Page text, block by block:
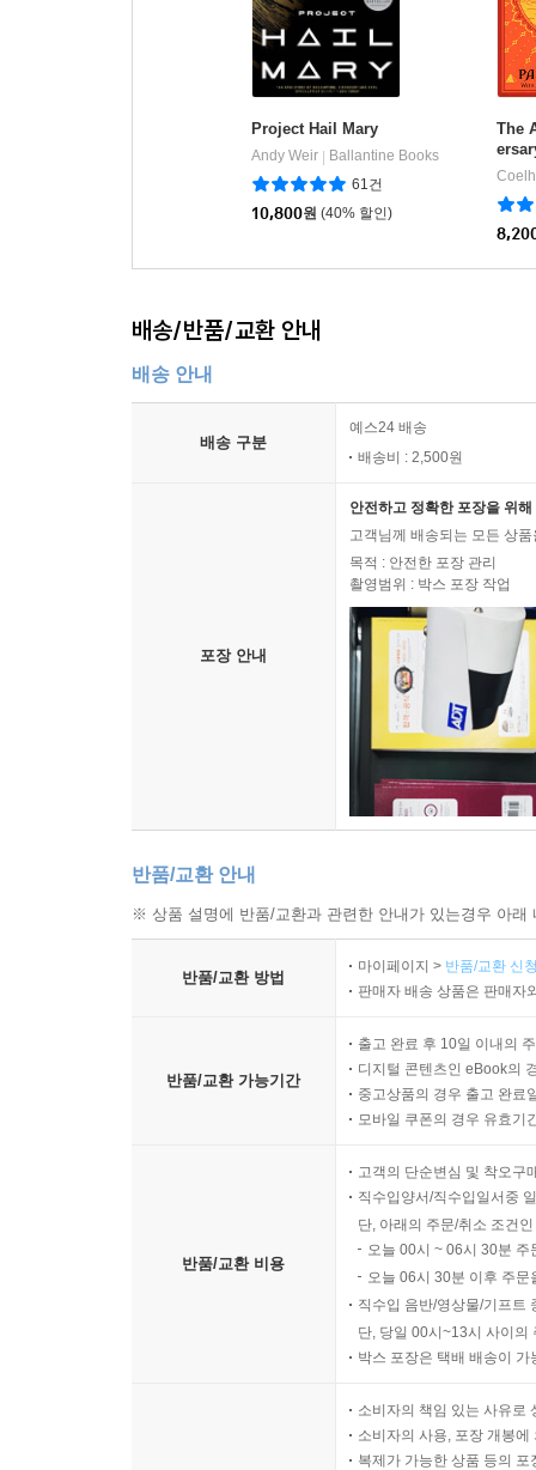
Project Hail Mary
Andy Weir
Ballantine Books
61건
10,800원 (40% 할인)
The
배송/반품/교환 안내
배송 안내
배송 구분
예스24 배송
배송비 : 2,500원
포장 안내
안전하고 정확한 포장을 위
고객님께 배송되는 모든 상
목적 : 안전한 포장 관리
촬영범위 : 박스 포장 작업
반품/교환 안내
※ 상품 설명에 반품/교환과 관련한 안내가 있는경우 아
반품/교환 방법
마이페이지 > 반품/교환 신
판매자 배송 상품은 판매자
반품/교환 가능기간
출고 완료 후 10일 이내의
디지털 콘텐츠인 eBook의
중고상품의 경우 출고 완료
모바일 쿠폰의 경우 유효기
반품/교환 비용
고객의 단순변심 및 착오구
직수입양서/직수입일서중
단, 아래의 주문/취소 조건
오늘 00시 ~ 06시 30분
오늘 06시 30분 이후 주
직수입 음반/영상물/기프트
단, 당일 00시~13시 사이의
박스 포장은 택배 배송이
소비자의 책임 있는 사유로
소비자의 사용, 포장 개봉
복제가 가능한 상품 등의